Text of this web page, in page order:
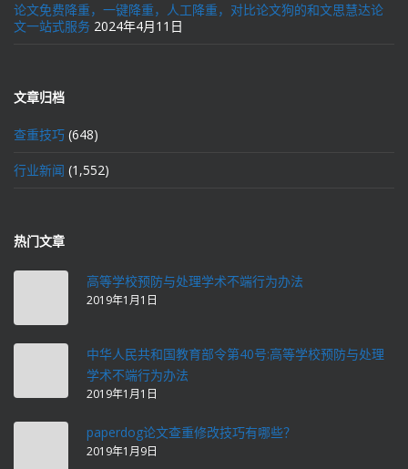
论文免费降重，一键降重，人工降重，对比论文狗的和文思慧达论
文一站式服务 2024年4月11日
文章归档
查重技巧 (648)
行业新闻 (1,552)
热门文章
高等学校预防与处理学术不端行为办法
2019年1月1日
中华人民共和国教育部令第40号:高等学校预防与处理
学术不端行为办法
2019年1月1日
paperdog论文查重修改技巧有哪些？
2019年1月9日